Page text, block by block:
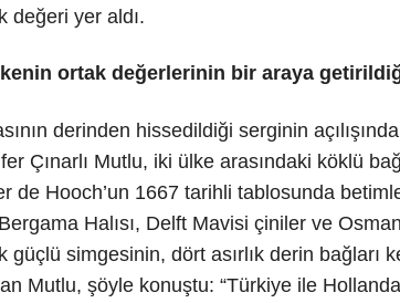
değeri yer aldı.
ortak değerlerinin bir araya
derinden hissedildiği serginin
Çınarlı Mutlu, iki ülke arasındaki köklü
de Hooch’un 1667 tarihli tablosunda
Halısı, Delft Mavisi çiniler ve
güçlü simgesinin, dört asırlık derin bağları
Mutlu, şöyle konuştu: “Türkiye ile